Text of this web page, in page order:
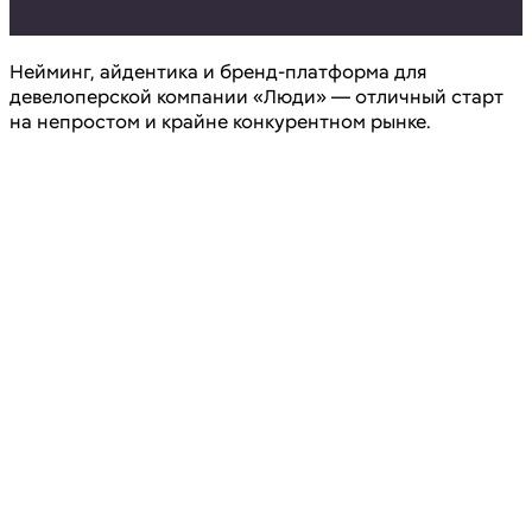
Нейминг, айдентика и бренд-платформа для
девелоперской компании «Люди» — отличный старт
на непростом и крайне конкурентном рынке.